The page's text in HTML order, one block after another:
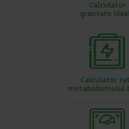
Calculator
greutate
Calculator
metabolismului